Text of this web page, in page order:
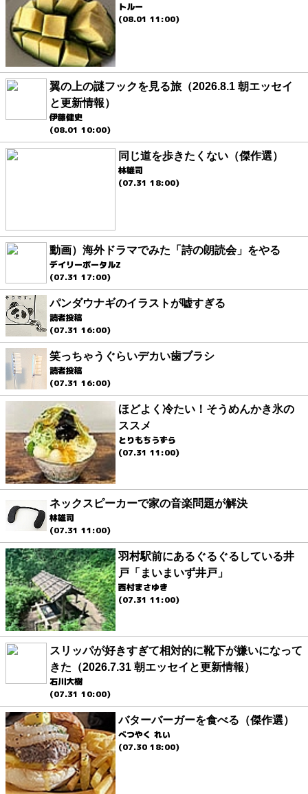
トルー
(08.01 11:00)
翼の上の謎フックを見る旅（2026.8.1 朝エッセイ
と更新情報）
伊藤健史
(08.01 10:00)
同じ道を歩きたくない（傑作選）
林雄司
(07.31 18:00)
動画）海外ドラマでみた「詩の朗読会」をやる
デイリーポータルZ
(07.31 17:00)
パンダウナギのイラストが嘘すぎる
読者投稿
(07.31 16:00)
笑っちゃうぐらいデカい歯ブラシ
読者投稿
(07.31 16:00)
ほどよく冷たい！そうめんかき氷の
ススメ
とりもちうずら
(07.31 11:00)
ネックスピーカーで家の音楽問題が解決
林雄司
(07.31 11:00)
羽村駅前にあるぐるぐるしている井
戸「まいまいず井戸」
西村まさゆき
(07.31 11:00)
スリッパが好きすぎて相対的に靴下が嫌いになって
きた（2026.7.31 朝エッセイと更新情報）
石川大樹
(07.31 10:00)
バターバーガーを食べる（傑作選）
べつやく れい
(07.30 18:00)